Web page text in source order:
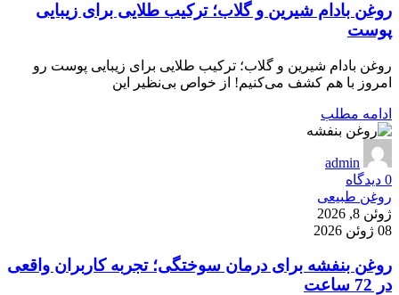
روغن بادام شیرین و گلاب؛ ترکیب طلایی برای زیبایی
پوست
روغن بادام شیرین و گلاب؛ ترکیب طلایی برای زیبایی پوست رو
امروز با هم کشف می‌کنیم! از خواص بی‌نظیر این
ادامه مطلب
admin
0 دیدگاه
روغن طبیعی
ژوئن 8, 2026
08 ژوئن 2026
روغن بنفشه برای درمان سوختگی؛ تجربه کاربران واقعی
در 72 ساعت